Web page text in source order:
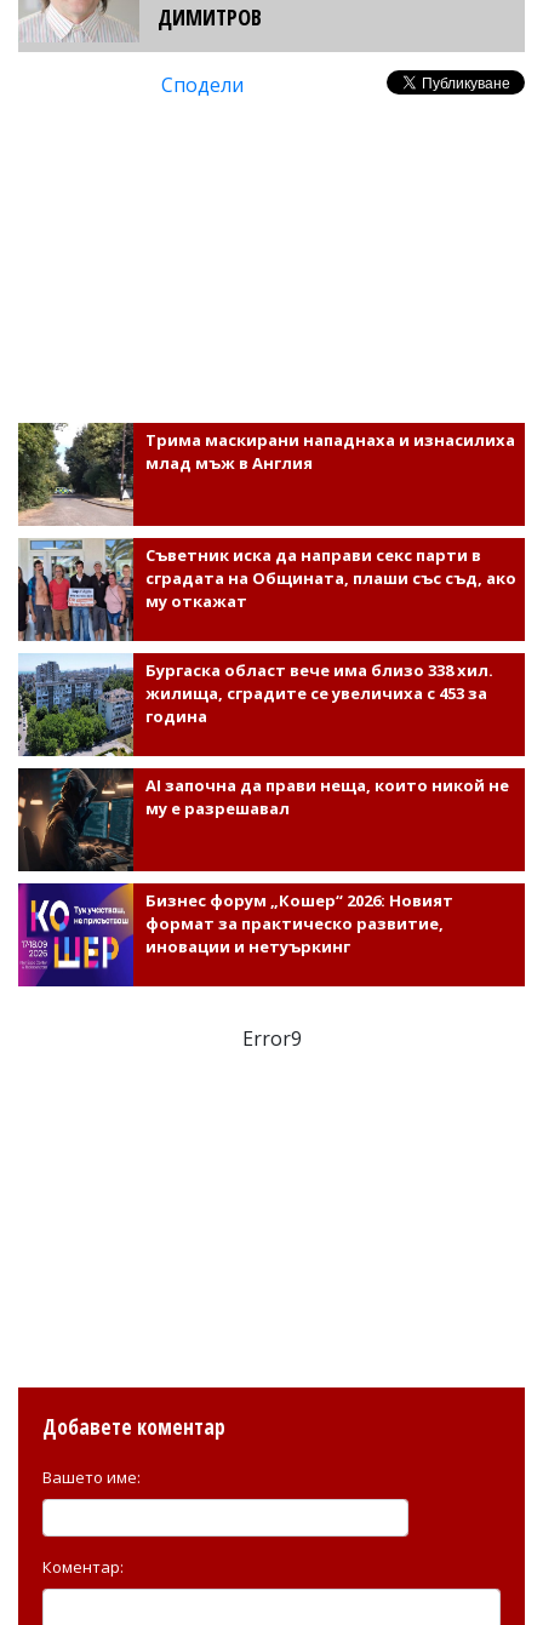
ДИМИТРОВ
Сподели
Трима маскирани нападнаха и изнасилиха
млад мъж в Англия
Съветник иска да направи секс парти в
сградата на Общината, плаши със съд, ако
му откажат
Бургаска област вече има близо 338 хил.
жилища, сградите се увеличиха с 453 за
година
AI започна да прави неща, които никой не
му е разрешавал
Бизнес форум „Кошер“ 2026: Новият
формат за практическо развитие,
иновации и нетуъркинг
Error9
Добавете коментар
Вашето име:
Коментар: